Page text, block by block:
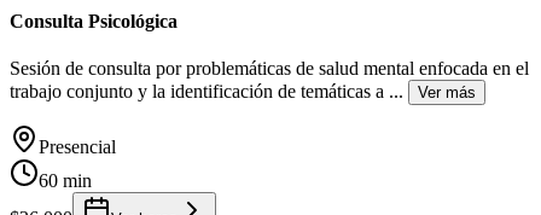
Consulta Psicológica
Sesión de consulta por problemáticas de salud mental enfocada en el
trabajo conjunto y la identificación de temáticas a ... Ver más
Presencial
60 min